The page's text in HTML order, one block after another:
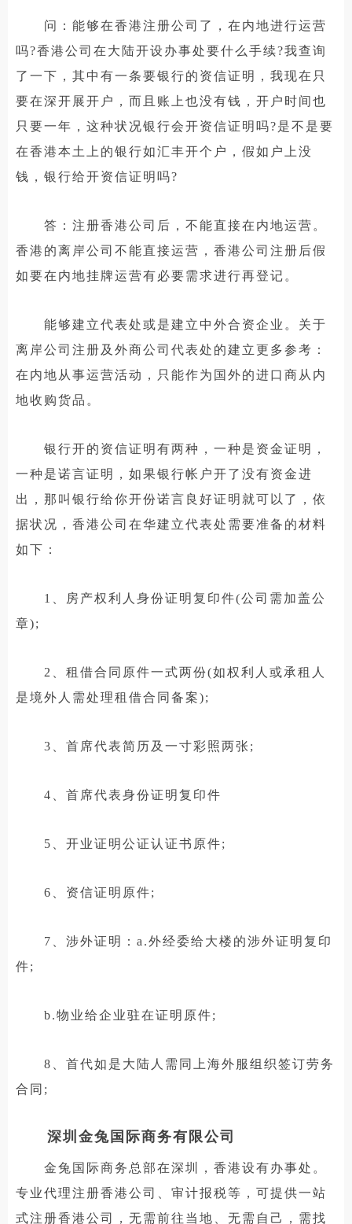
问：能够在香港注册公司了，在内地进行运营
吗?香港公司在大陆开设办事处要什么手续?我查询
了一下，其中有一条要银行的资信证明，我现在只
要在深开展开户，而且账上也没有钱，开户时间也
只要一年，这种状况银行会开资信证明吗?是不是要
在香港本土上的银行如汇丰开个户，假如户上没
钱，银行给开资信证明吗?
答：注册香港公司后，不能直接在内地运营。
香港的离岸公司不能直接运营，香港公司注册后假
如要在内地挂牌运营有必要需求进行再登记。
能够建立代表处或是建立中外合资企业。关于
离岸公司注册及外商公司代表处的建立更多参考：
在内地从事运营活动，只能作为国外的进口商从内
地收购货品。
银行开的资信证明有两种，一种是资金证明，
一种是诺言证明，如果银行帐户开了没有资金进
出，那叫银行给你开份诺言良好证明就可以了，依
据状况，香港公司在华建立代表处需要准备的材料
如下：
1、房产权利人身份证明复印件(公司需加盖公
章);
2、租借合同原件一式两份(如权利人或承租人
是境外人需处理租借合同备案);
3、首席代表简历及一寸彩照两张;
4、首席代表身份证明复印件
5、开业证明公证认证书原件;
6、资信证明原件;
7、涉外证明：a.外经委给大楼的涉外证明复印
件;
b.物业给企业驻在证明原件;
8、首代如是大陆人需同上海外服组织签订劳务
合同;
深圳金兔国际商务有限公司
金兔国际商务总部在深圳，香港设有办事处。
专业代理注册香港公司、审计报税等，可提供一站
式注册香港公司，无需前往当地、无需自己，需找